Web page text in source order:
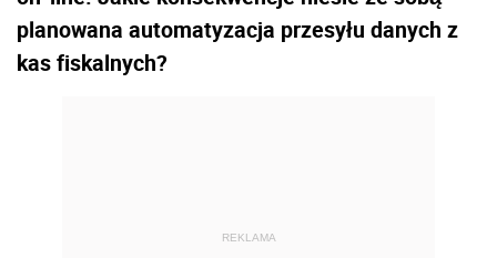
planowana automatyzacja przesyłu danych z
kas fiskalnych?
REKLAMA